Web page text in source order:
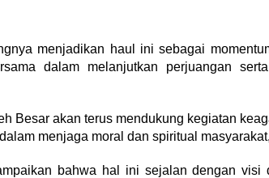
menjadikan haul ini sebagai
dalam melanjutkan perjuangan
Besar akan terus mendukung kegiatan
menjaga moral dan spiritual
bahwa hal ini sejalan dengan visi